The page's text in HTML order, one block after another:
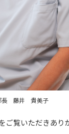
長 藤井 貴美子
ご覧いただきあり